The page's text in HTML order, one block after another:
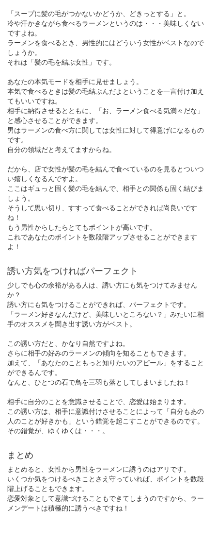
「スープに髪の毛がつかないかどうか、どきっとする」と。
冷や汗かきながら食べるラーメンというのは・・・美味しくない
ですよね。
ラーメンを食べるとき、男性的にはどういう女性がベストなので
しょうか。
それは「髪の毛を結ぶ女性」です。
あなたの本気モードを相手に見せましょう。
本気で食べるときは髪の毛結ぶんだよということを一言付け加え
てもいいですね。
相手に納得させるとともに、「お、ラーメン食べる気満々だな」
と感心させることができます。
男はラーメンの食べ方に関しては女性に対して得意げになるもの
です。
自分の領域だと考えてますからね。
だから、店で女性が髪の毛を結んで食べているのを見るとついつ
い嬉しくなるんですよ。
ここはギュっと固く髪の毛を結んで、相手との関係も固く結びま
しょう。
そうして思い切り、すすって食べることができれば尚良いです
ね！
もう男性からしたらとてもポイントが高いです。
これであなたのポイントを数段階アップさせることができます
よ！
誘い方気をつければパーフェクト
少しでも心の余裕がある人は、誘い方にも気をつけてみません
か？
誘い方にも気をつけることができれば、パーフェクトです。
「ラーメン好きなんだけど、美味しいところない？」みたいに相
手のオススメを聞き出す誘い方がベスト。
この誘い方だと、かなり自然ですよね。
さらに相手の好みのラーメンの傾向を知ることもできます。
加えて、「あなたのこともっと知りたいのアピール」をすること
ができるんです。
なんと、ひとつの石で鳥を三羽も落としてしまいましたね！
相手に自分のことを意識させることで、恋愛は始まります。
この誘い方は、相手に意識付けさせることによって「自分もあの
人のことが好きかも」という錯覚を起こすことができるのです。
その錯覚が、ゆくゆくは・・・。
まとめ
まとめると、女性から男性をラーメンに誘うのはアリです。
いくつか気をつけるべきことさえ守っていれば、ポイントを数段
階上げることもできます。
恋愛対象として意識づけることもできてしまうのですから、ラー
メンデートは積極的に誘うべきですね！